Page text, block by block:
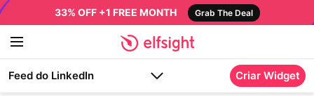
33% OFF +1 FREE MONTH Grab The Deal
Feed do LinkedIn Criar Widget